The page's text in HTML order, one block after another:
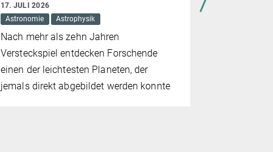
17. JULI 2026
Astronomie
Astrophysik
Nach mehr als zehn Jahren
Versteckspiel entdecken Forschende
einen der leichtesten Planeten, der
jemals direkt abgebildet werden konnte